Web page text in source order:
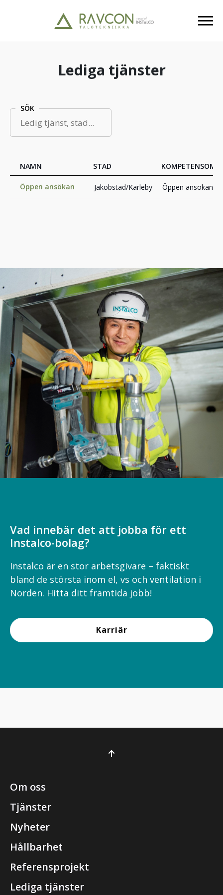
Lediga tjänster
SÖK
NAMN STAD
Öppen ansökan Jakobstad/Karleby Öppen ansökan
Vad innebär det att jobba för ett
Instalco-bolag?
Instalco är en stor arbetsgivare – faktiskt
bland de största inom el, vs och ventilation i
Norden. Hitta ditt framtida jobb!
Karriär
Om oss
Tjänster
Nyheter
Hållbarhet
Referensprojekt
Lediga tjänster